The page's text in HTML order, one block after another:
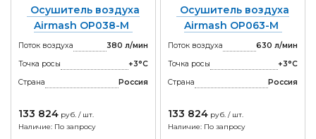
Осушитель воздуха
Airmash OP038-M
Поток воздуха
380 л/мин
Точка росы
+3°С
Страна
Россия
133 824 руб. / шт.
Наличие: По запросу
Осушитель воздуха
Airmash OP063-M
Поток воздуха
630 л/мин
Точка росы
+3°С
Страна
Россия
133 824 руб. / шт.
Наличие: По запросу